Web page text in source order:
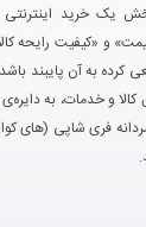
یک خرید
و «کیفیت رایحه
به آن پایبند
و خدمات، به
مردانه فری شاپی (های